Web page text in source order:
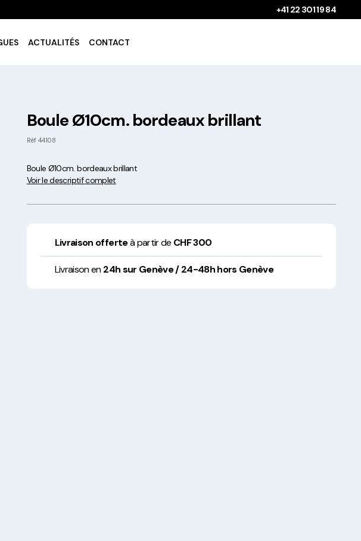
+41 22 301 19 84
Gobelets à boissons
Saladiers krafts fabriqués
en Europe
ACTUALITÉS CONTACT
Boule Ø10cm. bordeaux brillant
Réf 44108
Boule Ø10cm. bordeaux brillant
Voir le descriptif complet
Livraison offerteà partir de CHF 300
Livraison en24h sur Genève / 24-48h hors Genève